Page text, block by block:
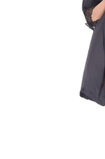
Rozwiń
menu
potomne